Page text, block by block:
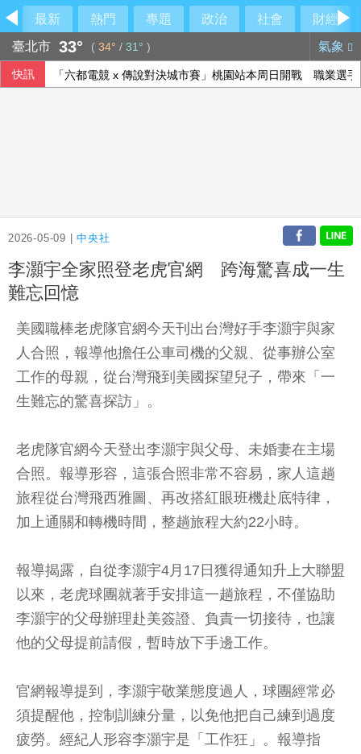
最新 熱門 專題 政治 社會
財經
臺北市 33° ( 34° / 31° ) 氣象
快訊 「六都電競 x 傳說對決城市賽」桃園站本周日開戰 職業選
2026-05-09 |中央社
李灝宇全家照登老虎官網 跨海驚喜成一生
難忘回憶
美國職棒老虎隊官網今天刊出台灣好手李灝宇與家
人合照，報導他擔任公車司機的父親、從事辦公室
工作的母親，從台灣飛到美國探望兒子，帶來「一
生難忘的驚喜探訪」。
老虎隊官網今天登出李灝宇與父母、未婚妻在主場
合照。報導形容，這張合照非常不容易，家人這趟
旅程從台灣飛西雅圖、再改搭紅眼班機赴底特律，
加上通關和轉機時間，整趟旅程大約22小時。
報導揭露，自從李灝宇4月17日獲得通知升上大聯盟
以來，老虎球團就著手安排這一趟旅程，不僅協助
李灝宇的父母辦理赴美簽證、負責一切接待，也讓
他的父母提前請假，暫時放下手邊工作。
官網報導提到，李灝宇敬業態度過人，球團經常必
須提醒他，控制訓練分量，以免他把自己練到過度
疲勞。經紀人形容李灝宇是「工作狂」。報導指